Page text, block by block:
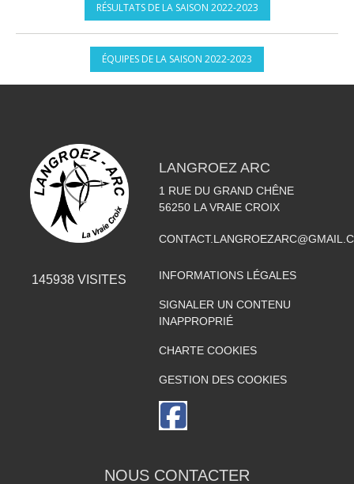
RÉSULTATS DE LA SAISON 2022-2023
ÉQUIPES DE LA SAISON 2022-2023
145938 VISITES
LANGROEZ ARC
1 RUE DU GRAND CHÊNE
56250 LA VRAIE CROIX
INFORMATIONS LÉGALES
SIGNALER UN CONTENU
INAPPROPRIÉ
CHARTE COOKIES
GESTION DES COOKIES
NOUS CONTACTER